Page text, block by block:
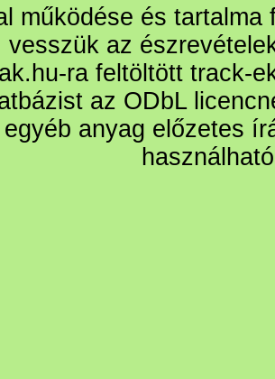
működése és
vesszük az
ra feltöltött track-
az ODbL
egyéb anyag előzetes